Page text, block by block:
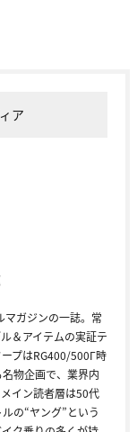
ア
マガジンの一誌。常
＆アイテムの実証テ
プはRG400/500Γ時
物企画で、業界内
イン読者層は50代
の“ヤング”という